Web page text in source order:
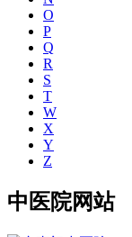
O
P
Q
R
S
T
W
X
Y
Z
中医院网站